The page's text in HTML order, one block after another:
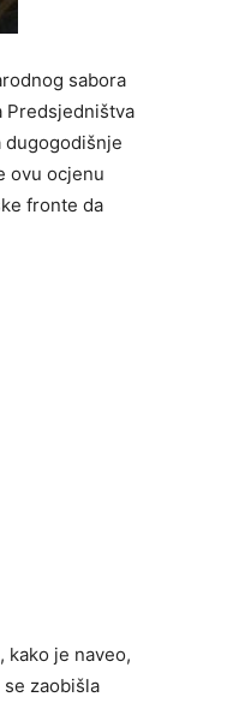
sabora
Predsjedništva
dugogodišnje
ovu ocjenu
fronte da
kako je naveo,
zaobišla